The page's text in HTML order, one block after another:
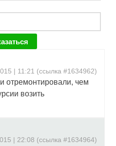
| 11:21 (ссылка #1634962)
отремонтировали, чем
возить
| 22:08 (ссылка #1634964)